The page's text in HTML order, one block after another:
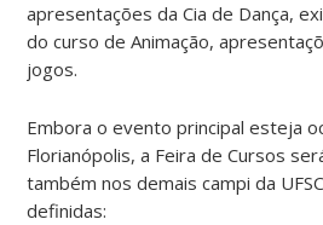
apresentações da Cia de Dança,
do curso de Animação,
jogos.
Embora o evento principal esteja
Florianópolis, a Feira de Cursos
também nos demais campi da
definidas: